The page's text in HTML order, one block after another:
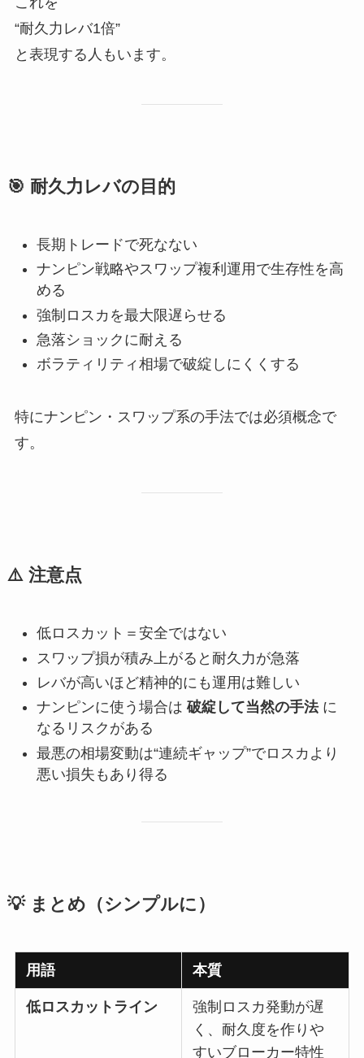
“耐久力レバ1倍”
と表現する人もいます。
🎯 耐久力レバの目的
長期トレードで死なない
ナンピン戦略やスワップ複利運用で生存性を高
める
強制ロスカを最大限遅らせる
急落ショックに耐える
ボラティリティ相場で破綻しにくくする
特にナンピン・スワップ系の手法では必須概念で
す。
⚠️ 注意点
低ロスカット＝安全ではない
スワップ損が積み上がると耐久力が急落
レバが高いほど精神的にも運用は難しい
ナンピンに使う場合は 破綻して当然の手法に
なるリスクがある
最悪の相場変動は“連続ギャップ”でロスカより
悪い損失もあり得る
💡 まとめ（シンプルに）
用語 本質
低ロスカットライン
強制ロスカ発動が遅
く、耐久度を作りや
すいブローカー特性